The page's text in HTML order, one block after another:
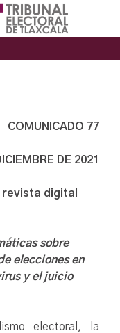
COMUNICADO 77
DE 2021
revista digital
sobre
elecciones en
y el juicio
electoral, la